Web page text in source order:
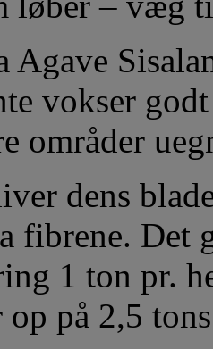
Agave
vokser
områder
dens
fibrene. Det
1 ton pr.
på 2,5